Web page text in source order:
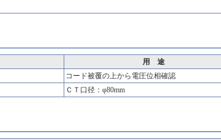
用 途
コード被覆の上から電圧位相確認
ＣＴ口径：φ80mm